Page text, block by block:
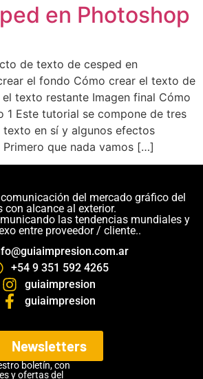
en Photoshop
de texto de cesped en
el fondo Cómo crear el texto de
texto restante Imagen final Cómo
1 Este tutorial se compone de tres
en sí y algunos efectos
que nada vamos […]
del mercado gráfico del
con alcance al exterior.
las tendencias mundiales y
entre proveedor / cliente..
+54 9 351 592 4265
guiaimpresion
guiaimpresion
Newsletters
boletín, con
y ofertas del